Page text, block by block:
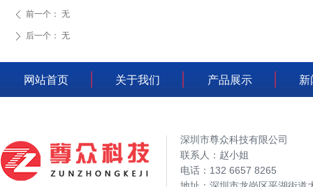
ꄴ 前一个： 无
ꄲ 后一个： 无
网站首页 关于我们 产品展示 新
深圳市尊众科技有限公司
联系人：赵小姐
电话：132 6657 8265